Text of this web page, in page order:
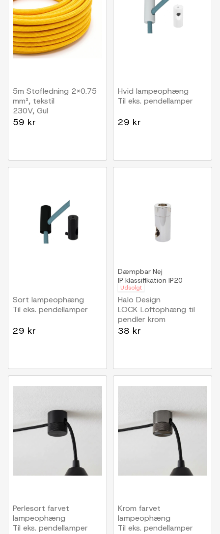
5m Stofledning 2x0.75
mm², tekstil
230V, Gul
59 kr
Hvid lampeophæng
Til eks. pendellamper
29 kr
Sort lampeophæng
Til eks. pendellamper
29 kr
Udsolgt
Dæmpbar Nej
IP klassifikation IP20
Halo Design
LOCK Loftophæng til
pendler krom
38 kr
Perlesort farvet
lampeophæng
Til eks. pendellamper
Krom farvet
lampeophæng
Til eks. pendellamper